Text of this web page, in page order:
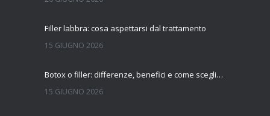
Filler labbra: cosa aspettarsi dal trattamento
15 GIUGNO 2026
Botox o filler: differenze, benefici e come scegliere il trattamento più adatto
15 GIUGNO 2026